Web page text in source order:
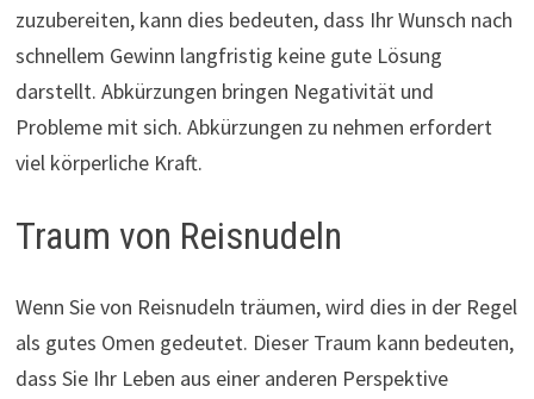
zuzubereiten, kann dies bedeuten, dass Ihr Wunsch nach
schnellem Gewinn langfristig keine gute Lösung
darstellt. Abkürzungen bringen Negativität und
Probleme mit sich. Abkürzungen zu nehmen erfordert
viel körperliche Kraft.
Traum von Reisnudeln
Wenn Sie von Reisnudeln träumen, wird dies in der Regel
als gutes Omen gedeutet. Dieser Traum kann bedeuten,
dass Sie Ihr Leben aus einer anderen Perspektive